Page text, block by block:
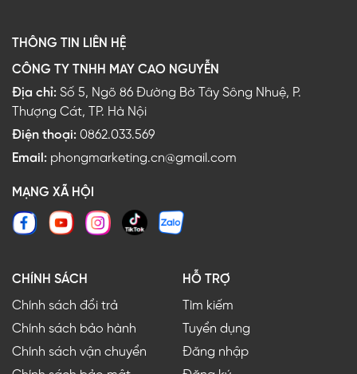
THÔNG TIN LIÊN HỆ
CÔNG TY TNHH MAY CAO NGUYỄN
Địa chỉ: Số 5, Ngõ 86 Đường Bờ Tây Sông Nhuệ, P.
Thượng Cát, TP. Hà Nội
Điện thoại: 0862.033.569
Email: phongmarketing.cn@gmail.com
MẠNG XÃ HỘI
CHÍNH SÁCH
Chính sách đổi trả
Chính sách bảo hành
Chính sách vận chuyển
HỖ TRỢ
Tìm kiếm
Tuyển dụng
Đăng nhập